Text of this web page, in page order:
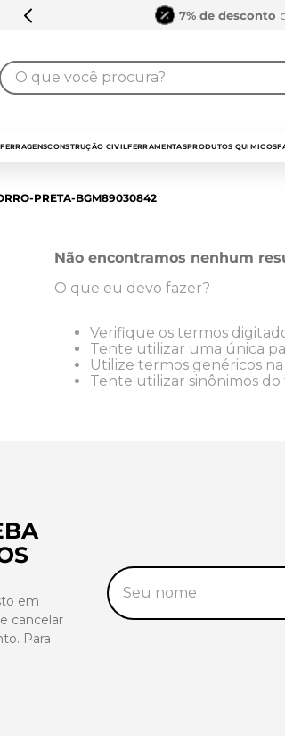
7% de desconto
O que você procura?
CONSTRUÇÃO CIVILFERRAMENTASPRODUTOS QUIMICOS
PRETA-BGM89030842
Não encontramos nenhum
O que eu devo fazer?
Verifique os termos
Tente utilizar uma única
Utilize termos genéricos na
Tente utilizar sinônimos
em
cancelar
Para